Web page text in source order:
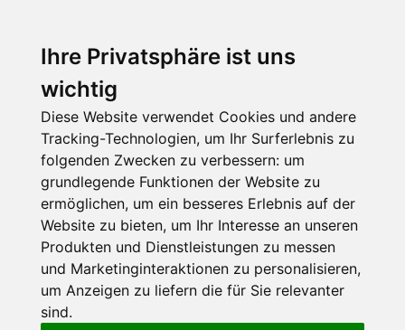
Ihre Privatsphäre ist uns
wichtig
Diese Website verwendet Cookies und andere
Tracking-Technologien, um Ihr Surferlebnis zu
folgenden Zwecken zu verbessern: um
grundlegende Funktionen der Website zu
ermöglichen, um ein besseres Erlebnis auf der
Website zu bieten, um Ihr Interesse an unseren
Produkten und Dienstleistungen zu messen
und Marketinginteraktionen zu personalisieren,
um Anzeigen zu liefern die für Sie relevanter
sind.